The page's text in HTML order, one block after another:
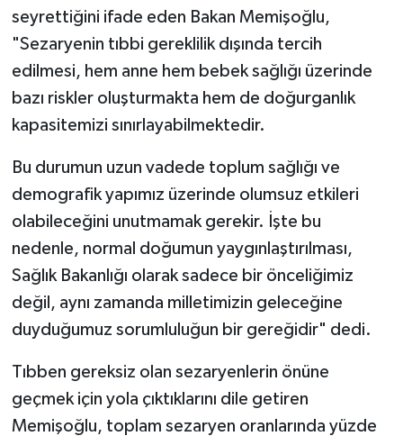
seyrettiğini ifade eden Bakan Memişoğlu,
"Sezaryenin tıbbi gereklilik dışında tercih
edilmesi, hem anne hem bebek sağlığı üzerinde
bazı riskler oluşturmakta hem de doğurganlık
kapasitemizi sınırlayabilmektedir.
Bu durumun uzun vadede toplum sağlığı ve
demografik yapımız üzerinde olumsuz etkileri
olabileceğini unutmamak gerekir. İşte bu
nedenle, normal doğumun yaygınlaştırılması,
Sağlık Bakanlığı olarak sadece bir önceliğimiz
değil, aynı zamanda milletimizin geleceğine
duyduğumuz sorumluluğun bir gereğidir" dedi.
Tıbben gereksiz olan sezaryenlerin önüne
geçmek için yola çıktıklarını dile getiren
Memişoğlu, toplam sezaryen oranlarında yüzde